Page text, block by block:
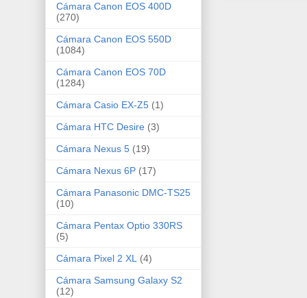
Cámara Canon EOS 400D
(270)
Cámara Canon EOS 550D
(1084)
Cámara Canon EOS 70D
(1284)
Cámara Casio EX-Z5 (1)
Cámara HTC Desire (3)
Cámara Nexus 5 (19)
Cámara Nexus 6P (17)
Cámara Panasonic DMC-TS25
(10)
Cámara Pentax Optio 330RS
(5)
Cámara Pixel 2 XL
(4)
Cámara Samsung Galaxy S2
(12)